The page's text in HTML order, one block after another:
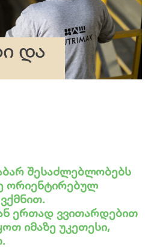
და
შესაძლებლობებს
ორიენტირებულ
ერთად ვვითარდებით
იმაზე უკეთესი,